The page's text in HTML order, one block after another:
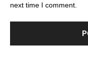
next time I comment.